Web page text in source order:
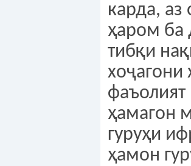
карда, аз
ҳаром ба
тибқи
хоҷагони
ҳамагон
гуруҳи
ҳамон